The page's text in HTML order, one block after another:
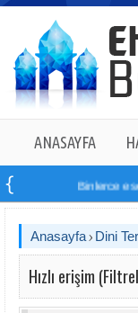
ANASAYFA
Binlerce
Anasayfa Dini
Hızlı erişim